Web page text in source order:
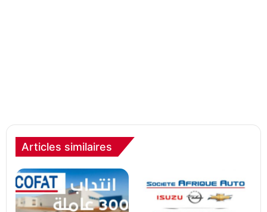
Articles similaires